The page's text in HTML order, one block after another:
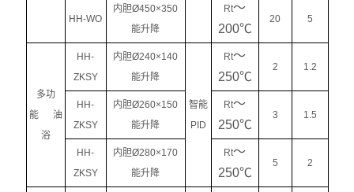
HH-WO
内胆Ø450×350
能升降
Rt～
200℃
20 5
多功
能 油
浴
HH-
ZKSY
内胆Ø240×140
能升降
智能
PID
Rt～
250℃
2 1.2
HH-
ZKSY
内胆Ø260×150
能升降
Rt～
250℃
3 1.5
HH-
ZKSY
内胆Ø280×170
能升降
Rt～
250℃
5 2